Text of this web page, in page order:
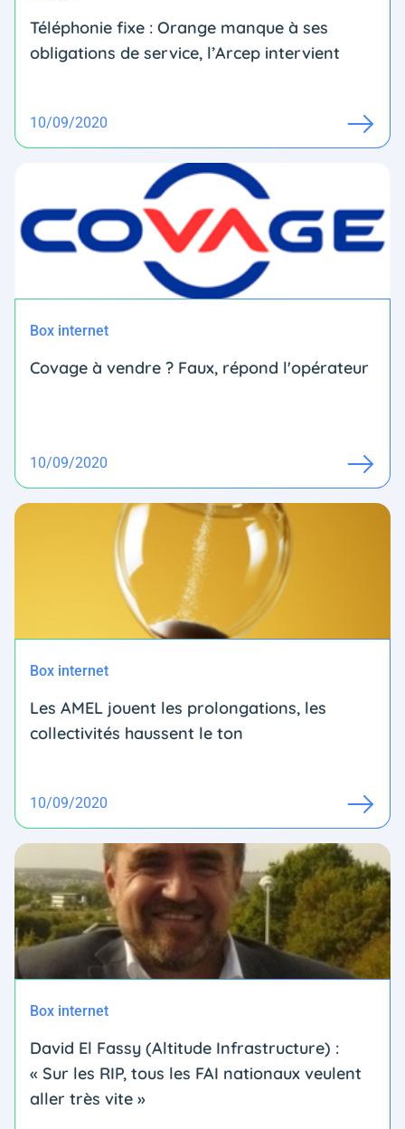
Téléphonie fixe : Orange manque à ses
obligations de service, l’Arcep intervient
10/09/2020
Box internet
Covage à vendre ? Faux, répond l'opérateur
10/09/2020
Box internet
Les AMEL jouent les prolongations, les
collectivités haussent le ton
10/09/2020
Box internet
David El Fassy (Altitude Infrastructure) :
« Sur les RIP, tous les FAI nationaux veulent
aller très vite »